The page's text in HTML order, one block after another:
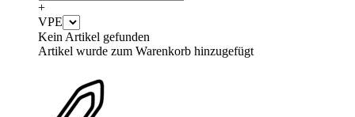
+
VPE
Kein Artikel gefunden
Artikel wurde zum Warenkorb hinzugefügt